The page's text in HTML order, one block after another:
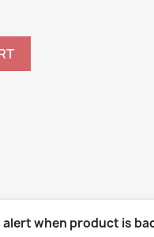
alert when product is